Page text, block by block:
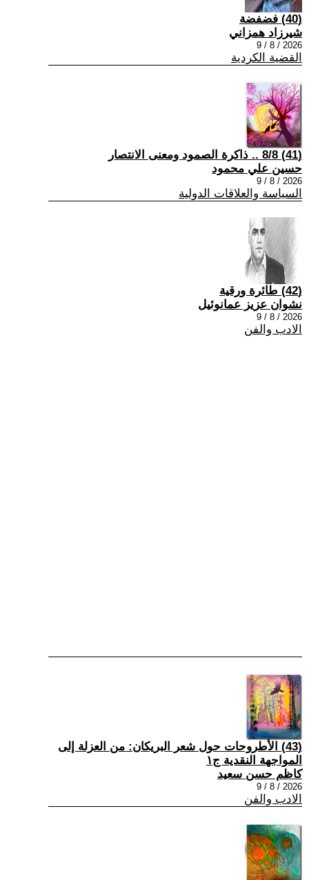
(40) فضفضة
شيرزاد همزاني
2026 / 8 / 9
القضية الكردية
(41) 8/8 .. ذاكرة الصمود ومعنى الانتصار
حسين علي محمود
2026 / 8 / 9
السياسة والعلاقات الدولية
(42) طائرة ورقية
نشوان عزيز عمانوئيل
2026 / 8 / 9
الادب والفن
(43) الأطروحات حول شعر البريكان: من العزلة إلى
المواجهة النقدية ج١
كاظم حسن سعيد
2026 / 8 / 9
الادب والفن